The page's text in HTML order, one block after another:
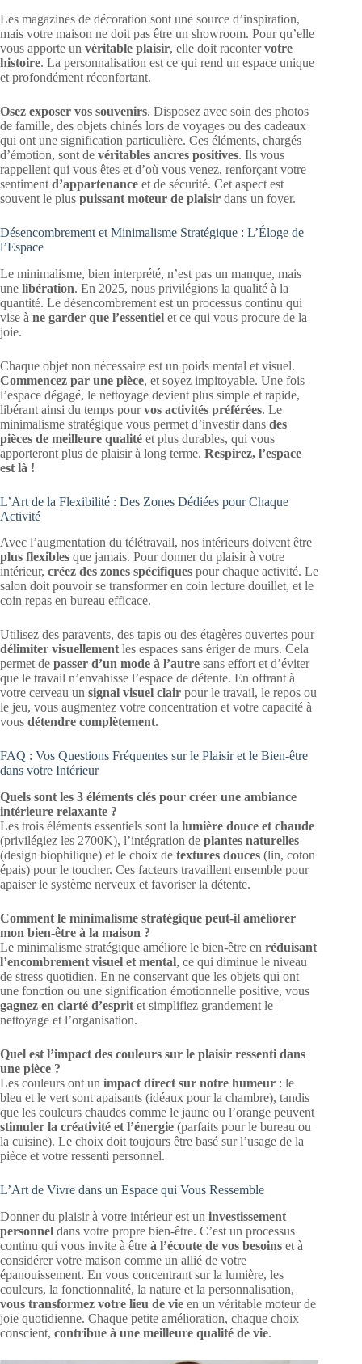
Les magazines de décoration sont une source d’inspiration,
mais votre maison ne doit pas être un showroom. Pour qu’elle
vous apporte un véritable plaisir, elle doit racontervotre
histoire. La personnalisation est ce qui rend un espace unique
et profondément réconfortant.
Osez exposer vos souvenirs. Disposez avec soin des photos
de famille, des objets chinés lors de voyages ou des cadeaux
qui ont une signification particulière. Ces éléments, chargés
d’émotion, sont de véritables ancres positives. Ils vous
rappellent qui vous êtes et d’où vous venez, renforçant votre
sentiment d’appartenance et de sécurité. Cet aspect est
souvent le plus puissant moteur de plaisir dans un foyer.
Désencombrement et Minimalisme Stratégique : L’Éloge de
l’Espace
Le minimalisme, bien interprété, n’est pas un manque, mais
une libération. En 2025, nous privilégions la qualité à la
quantité. Le désencombrement est un processus continu qui
vise à ne garder que l’essentiel et ce qui vous procure de la
joie.
Chaque objet non nécessaire est un poids mental et visuel.
Commencez par une pièce, et soyez impitoyable. Une fois
l’espace dégagé, le nettoyage devient plus simple et rapide,
libérant ainsi du temps pourvos activités préférées. Le
minimalisme stratégique vous permet d’investir dans des
pièces de meilleure qualité et plus durables, qui vous
apporteront plus de plaisir à long terme. Respirez, l’espace
est là !
L’Art de la Flexibilité : Des Zones Dédiées pour Chaque
Activité
Avec l’augmentation du télétravail, nos intérieurs doivent être
plus flexibles que jamais. Pour donner du plaisir à votre
intérieur, créez des zones spécifiques pour chaque activité. Le
salon doit pouvoir se transformer en coin lecture douillet, et le
coin repas en bureau efficace.
Utilisez des paravents, des tapis ou des étagères ouvertes pour
délimiter visuellement les espaces sans ériger de murs. Cela
permet de passer d’un mode à l’autre sans effort et d’éviter
que le travail n’envahisse l’espace de détente. En offrant à
votre cerveau un signal visuel clair pour le travail, le repos ou
le jeu, vous augmentez votre concentration et votre capacité à
vous détendre complètement.
FAQ : Vos Questions Fréquentes sur le Plaisir et le Bien-être
dans votre Intérieur
Quels sont les 3 éléments clés pour créer une ambiance
intérieure relaxante ?
Les trois éléments essentiels sont la lumière douce et chaude
(privilégiez les 2700K), l’intégration de plantes naturelles
(design biophilique) et le choix de textures douces (lin, coton
épais) pour le toucher. Ces facteurs travaillent ensemble pour
apaiser le système nerveux et favoriser la détente.
Comment le minimalisme stratégique peut-il améliorer
mon bien-être à la maison ?
Le minimalisme stratégique améliore le bien-être en réduisant
l’encombrement visuel et mental, ce qui diminue le niveau
de stress quotidien. En ne conservant que les objets qui ont
une fonction ou une signification émotionnelle positive, vous
gagnez en clarté d’esprit et simplifiez grandement le
nettoyage et l’organisation.
Quel est l’impact des couleurs sur le plaisir ressenti dans
une pièce ?
Les couleurs ont un impact direct sur notre humeur : le
bleu et le vert sont apaisants (idéaux pour la chambre), tandis
que les couleurs chaudes comme le jaune ou l’orange peuvent
stimuler la créativité et l’énergie (parfaits pour le bureau ou
la cuisine). Le choix doit toujours être basé sur l’usage de la
pièce et votre ressenti personnel.
L’Art de Vivre dans un Espace qui Vous Ressemble
Donner du plaisir à votre intérieur est un investissement
personnel dans votre propre bien-être. C’est un processus
continu qui vous invite à être à l’écoute de vos besoins et à
considérer votre maison comme un allié de votre
épanouissement. En vous concentrant sur la lumière, les
couleurs, la fonctionnalité, la nature et la personnalisation,
vous transformez votre lieu de vie en un véritable moteur de
joie quotidienne. Chaque petite amélioration, chaque choix
conscient, contribue à une meilleure qualité de vie.